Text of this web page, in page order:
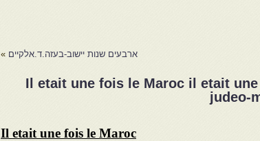
ארבעים שנות יישוב-בעזה.ד.אלקיים »
Il etait une fois le Maroc il etait
judeo-
Il etait une fois le Maroc